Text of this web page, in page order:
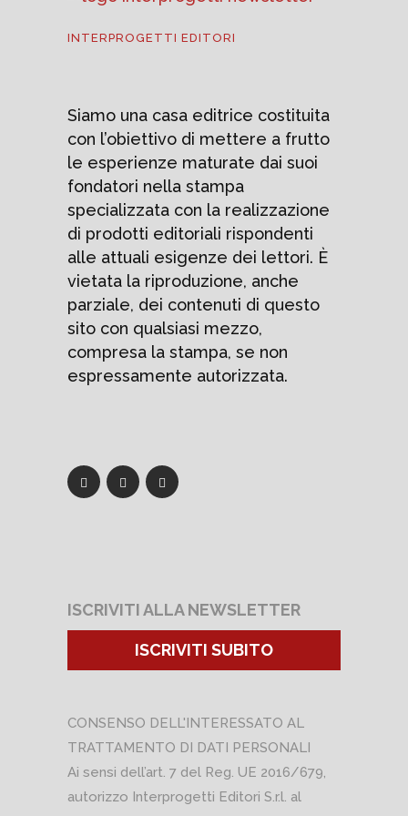
INTERPROGETTI EDITORI
Siamo una casa editrice costituita
con l’obiettivo di mettere a frutto
le esperienze maturate dai suoi
fondatori nella stampa
specializzata con la realizzazione
di prodotti editoriali rispondenti
alle attuali esigenze dei lettori. È
vietata la riproduzione, anche
parziale, dei contenuti di questo
sito con qualsiasi mezzo,
compresa la stampa, se non
espressamente autorizzata.
ISCRIVITI ALLA NEWSLETTER
ISCRIVITI SUBITO
CONSENSO DELL'INTERESSATO AL
TRATTAMENTO DI DATI PERSONALI
Ai sensi dell’art. 7 del Reg. UE 2016/679,
autorizzo Interprogetti Editori S.r.l. al